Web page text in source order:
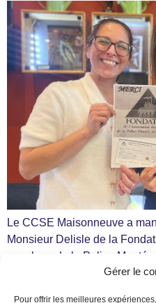
Gérer le
Pour offrir les meilleures
Le CCSE Maisonneuve a
Monsieur Delisle de la
membres de la Police
généreux don de 1000$. Une